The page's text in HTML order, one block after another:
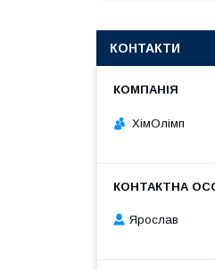
КОНТАКТИ
ХімОлімп
Ярослав